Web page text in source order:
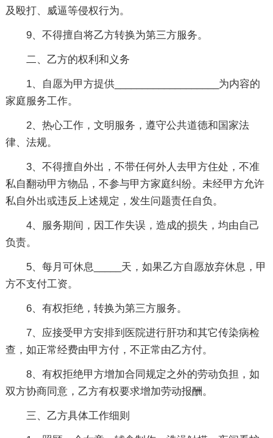
及殴打、威逼等侵权行为。
9、不得擅自将乙方转换为第三方服务。
二、乙方的权利和义务
1、自愿为甲方提供___________________为内容的
家庭服务工作。
2、热心工作，文明服务，遵守公共道德和国家法
律、法规。
3、不得擅自外出，不带任何外人去甲方住处，不准
私自翻动甲方物品，不参与甲方家庭纠纷。未经甲方允许
私自外出或违反上述规定，发生问题责任自负。
4、服务期间，因工作失误，造成的损失，均由自己
负责。
5、每月可休息_____天，如果乙方自愿放弃休息，甲
方不支付工资。
6、有权拒绝，转换为第三方服务。
7、应接受甲方安排到医院进行肝功和其它传染病检
查，如正常经费由甲方付，不正常由乙方付。
8、有权拒绝甲方增加合同规定之外的劳动负担，如
双方协商同意，乙方有权要求增加劳动报酬。
三、乙方具体工作细则